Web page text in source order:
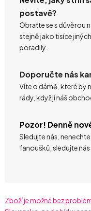
postavě?
Obraťte se s důvěrou
stejně jako tisíce
poradily.
Doporučte nás
Víte o dámě, které by
rády, když jí náš
Pozor! Denně
Sledujte nás,
fanoušků, sledujte nás
Zboží je možné bez